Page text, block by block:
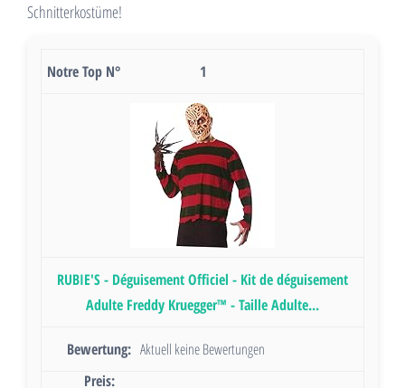
Schnitterkostüme!
1
RUBIE'S - Déguisement Officiel - Kit de déguisement
Adulte Freddy Kruegger™ - Taille Adulte...
Aktuell keine Bewertungen